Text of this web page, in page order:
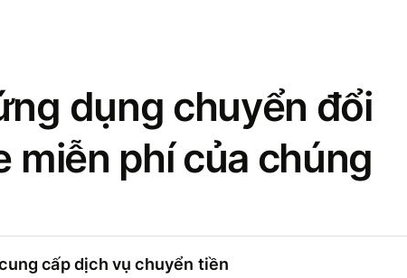
dụng chuyển đổi
miễn phí của chúng
cấp dịch vụ chuyển tiền